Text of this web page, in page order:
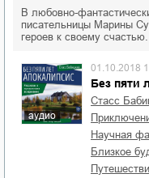
В любовно-
писательницы Марины
героев к своему
аудио
Без пяти
01.10.2018
Стасс
научная
близкое